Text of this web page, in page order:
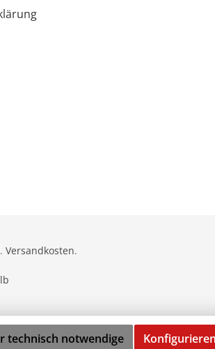
Versandkosten.
technisch notwendige Konfigurieren